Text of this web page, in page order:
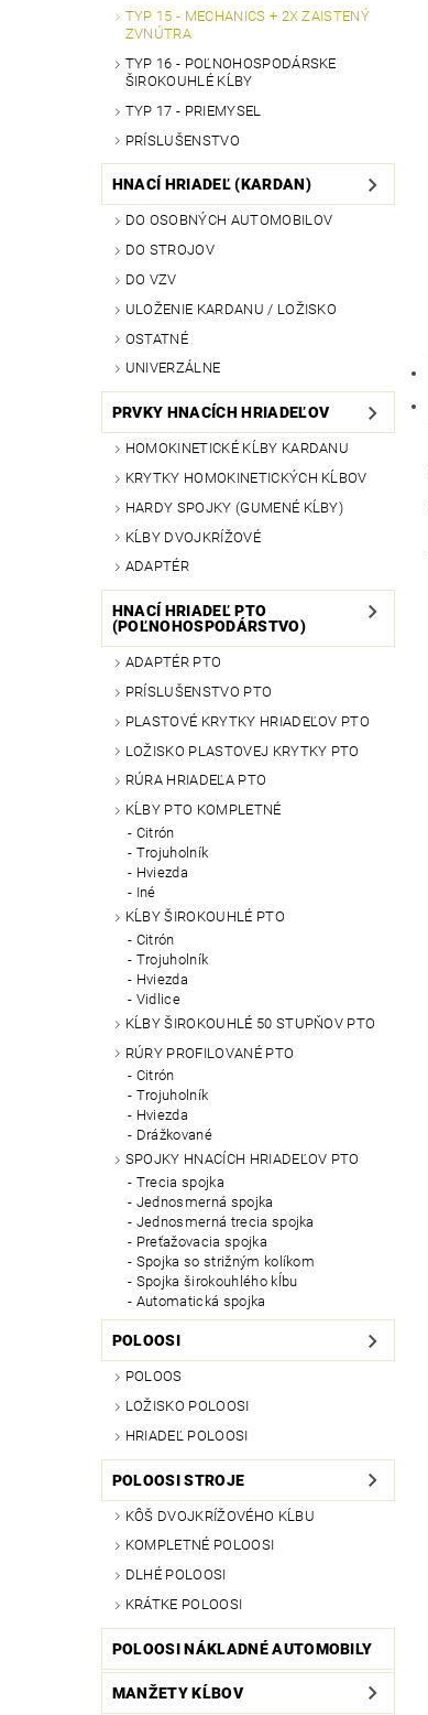
TYP 15 - MECHANICS + 2X ZAISTENÝ
ZVNÚTRA
TYP 16 - POĽNOHOSPODÁRSKE
ŠIROKOUHLÉ KĹBY
TYP 17 - PRIEMYSEL
PRÍSLUŠENSTVO
HNACÍ HRIADEĽ (KARDAN)
DO OSOBNÝCH AUTOMOBILOV
DO STROJOV
DO VZV
ULOŽENIE KARDANU / LOŽISKO
OSTATNÉ
UNIVERZÁLNE
PRVKY HNACÍCH HRIADEĽOV
HOMOKINETICKÉ KĹBY KARDANU
KRYTKY HOMOKINETICKÝCH KĹBOV
HARDY SPOJKY (GUMENÉ KĹBY)
KĹBY DVOJKRÍŽOVÉ
ADAPTÉR
HNACÍ HRIADEĽ PTO
(POĽNOHOSPODÁRSTVO)
ADAPTÉR PTO
PRÍSLUŠENSTVO PTO
PLASTOVÉ KRYTKY HRIADEĽOV PTO
LOŽISKO PLASTOVEJ KRYTKY PTO
RÚRA HRIADEĽA PTO
KĹBY PTO KOMPLETNÉ
Citrón
Trojuholník
Hviezda
Iné
KĹBY ŠIROKOUHLÉ PTO
Citrón
Trojuholník
Hviezda
Vidlice
KĹBY ŠIROKOUHLÉ 50 STUPŇOV PTO
RÚRY PROFILOVANÉ PTO
Citrón
Trojuholník
Hviezda
Drážkované
SPOJKY HNACÍCH HRIADEĽOV PTO
Trecia spojka
Jednosmerná spojka
Jednosmerná trecia spojka
Preťažovacia spojka
Spojka so strižným kolíkom
Spojka širokouhlého kĺbu
Automatická spojka
POLOOSI
POLOOS
LOŽISKO POLOOSI
HRIADEĽ POLOOSI
POLOOSI STROJE
KÔŠ DVOJKRÍŽOVÉHO KĹBU
KOMPLETNÉ POLOOSI
DLHÉ POLOOSI
KRÁTKE POLOOSI
POLOOSI NÁKLADNÉ AUTOMOBILY
MANŽETY KĹBOV